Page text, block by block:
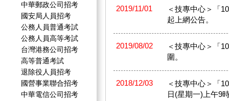
中華郵政公司招考
國安局人員招考
公務人員普通考試
公務人員高等考試
台灣港務公司招考
高等普通考試
退除役人員招考
國營事業聯合招考
中華電信公司招考
2019/11/01
＜技專中心＞「
起上網公告。
2019/08/02
＜技專中心＞「
圍。
2018/12/03
＜技專中心＞「
日(星期一)上午9